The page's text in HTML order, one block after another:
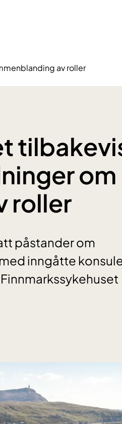
av roller
om
roller
påstander om
inngåtte